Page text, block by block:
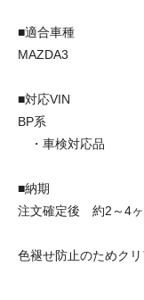
■適合車種
MAZDA3
■対応VIN
BP系
・車検対応品
■納期
注文確定後 約2～4ヶ
色褪せ防止のためク